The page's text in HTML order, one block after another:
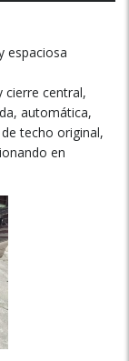
espaciosa
cierre central,
automática,
techo original,
en